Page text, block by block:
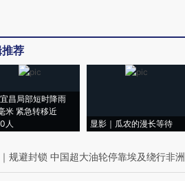
荐
昌局部短时降雨
米 紧急转移近
人
显影｜瓜农的漫长等待
｜ 规避封锁 中国超大油轮停靠埃及绕行非洲